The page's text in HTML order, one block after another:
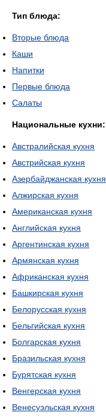
Тип блюда:
Вторые блюда
Каши
Напитки
Первые блюда
Салаты
Национальные кухни:
Австралийская кухня
Австрийская кухня
Азербайджанская кухня
Алжирская кухня
Американская кухня
Английская кухня
Аргентинская кухня
Армянская кухня
Африканская кухня
Башкирская кухня
Белорусская кухня
Бельгийская кухня
Болгарская кухня
Бразильская кухня
Бурятская кухня
Венгерская кухня
Венесуэльская кухня